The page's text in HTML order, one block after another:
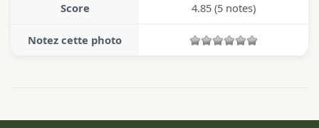
Score 4.85 (5 notes)
Notez cette photo